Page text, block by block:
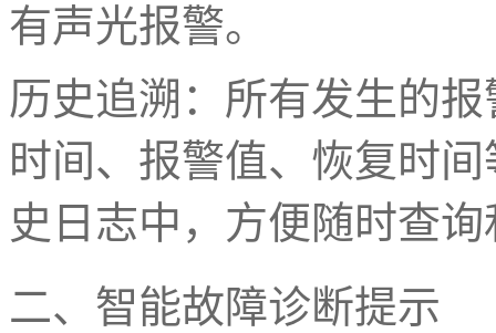
有声光报警。
历史追溯：所有发生的
时间、报警值、恢复时
史日志中，方便随时查
二、智能故障诊断提示